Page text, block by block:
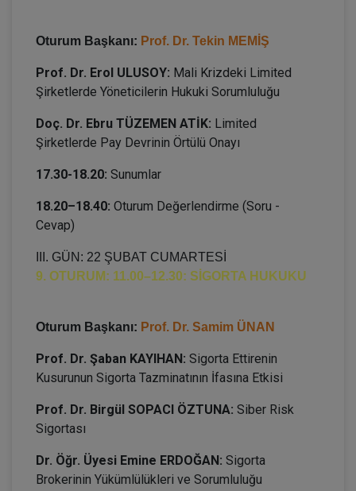
Oturum Başkanı: Prof. Dr. Tekin MEMİŞ
Prof. Dr. Erol ULUSOY: Mali Krizdeki Limited
Şirketlerde Yöneticilerin Hukuki Sorumluluğu
Doç. Dr. Ebru TÜZEMEN ATİK: Limited
Şirketlerde Pay Devrinin Örtülü Onayı
17.30-18.20: Sunumlar
18.20–18.40: Oturum Değerlendirme (Soru -
Cevap)
III. GÜN: 22 ŞUBAT CUMARTESİ
9. OTURUM: 11.00–12.30: SİGORTA HUKUKU
Oturum Başkanı: Prof. Dr. Samim ÜNAN
Prof. Dr. Şaban KAYIHAN: Sigorta Ettirenin
Kusurunun Sigorta Tazminatının İfasına Etkisi
Prof. Dr. Birgül SOPACI ÖZTUNA: Siber Risk
Sigortası
Dr. Öğr. Üyesi Emine ERDOĞAN: Sigorta
Brokerinin Yükümlülükleri ve Sorumluluğu